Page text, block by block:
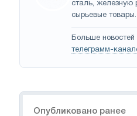
сталь, железную
сырьевые товары.
Больше
телеграмм-
Опубликовано ранее